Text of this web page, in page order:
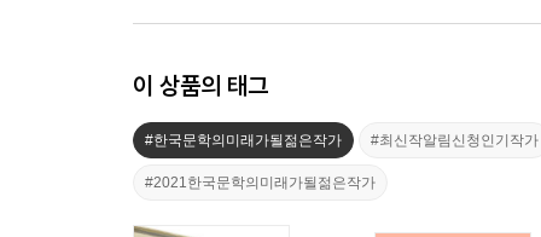
이 상품의 태그
#한국문학의미래가될젊은작가 #최신작알림신청인기작가
#2021한국문학의미래가될젊은작가